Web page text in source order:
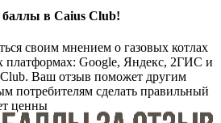
в Caius Club!
своим мнением о газовых котлах
платформах: Google, Яндекс, 2ГИС и
Ваш отзыв поможет другим
потребителям сделать правильный
ценны